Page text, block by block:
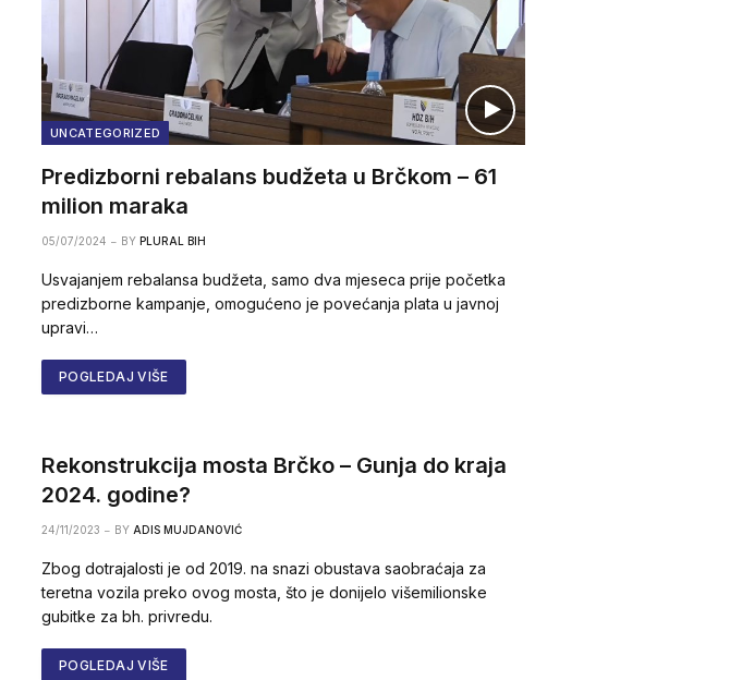
UNCATEGORIZED
Predizborni rebalans budžeta u Brčkom – 61
milion maraka
05/07/2024 BY PLURAL BIH
Usvajanjem rebalansa budžeta, samo dva mjeseca prije početka
predizborne kampanje, omogućeno je povećanja plata u javnoj
upravi…
POGLEDAJ VIŠE
Rekonstrukcija mosta Brčko – Gunja do kraja
2024. godine?
24/11/2023 BY ADIS MUJDANOVIĆ
Zbog dotrajalosti je od 2019. na snazi obustava saobraćaja za
teretna vozila preko ovog mosta, što je donijelo višemilionske
gubitke za bh. privredu.
POGLEDAJ VIŠE